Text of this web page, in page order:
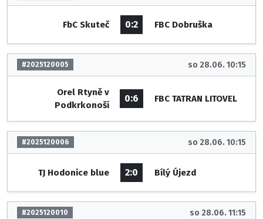
FbC Skuteč 0:2 FBC Dobruška
#2025120005 so 28.06. 10:15
Orel Rtyně v
Podkrkonoší
0:6 FBC TATRAN LITOVEL
#2025120006 so 28.06. 10:15
TJ Hodonice blue 2:0 Bílý Újezd
#2025120010 so 28.06. 11:15